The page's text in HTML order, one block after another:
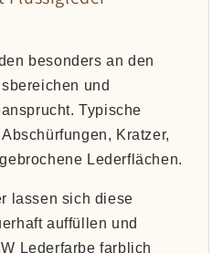
besonders an den
und
Typische
Kratzer,
Lederflächen.
lassen sich diese
auffüllen und
Lederfarbe farblich